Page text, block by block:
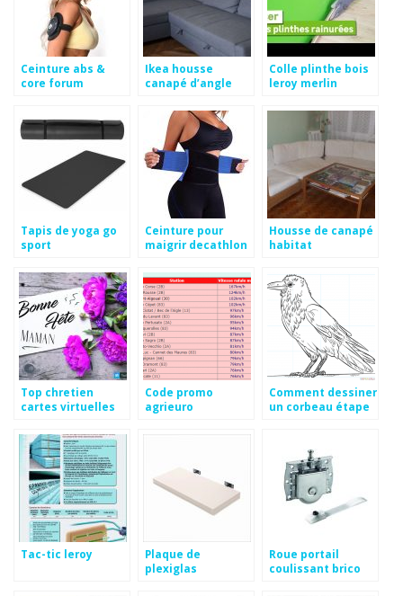
Ceinture abs &
core forum
Ikea housse
canapé d’angle
Colle plinthe bois
leroy merlin
Tapis de yoga go
sport
Ceinture pour
maigrir decathlon
Housse de canapé
habitat
Top chretien
cartes virtuelles
Code promo
agrieuro
Comment dessiner
un corbeau étape
Tac-tic leroy
Plaque de
plexiglas
Roue portail
coulissant brico